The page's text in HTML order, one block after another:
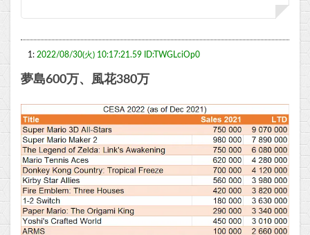
1: 2022/08/30(火) 10:17:21.59 ID:TWGLciOp0
夢島600万、風花380万